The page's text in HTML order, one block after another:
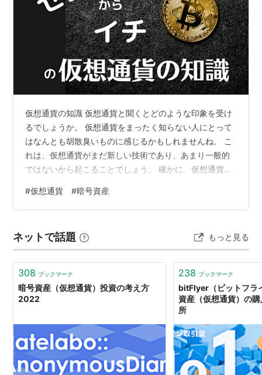
仮想通貨の知識 仮想通貨と聞くとどのような印象を受け
るでしょうか。 仮想通貨をまったく知らない人にとって
はなんとも胡散臭いものに感じるかもしれませんね。 こ
れは、仮想通貨がまだ新しい技術であり、あまり一般的
ではないから起こることでしょう。 確かに、仮想通貨の
貨は詐欺だという人や仮想通貨を胡散臭いものだという
人たちの多くは、仮想通貨のことをきちんと説明できま
強し、新しい技術の発展を願う人でなければなりませ
ん。 知らないものを頭ごなしに否定することは、自分の
世界を狭めてしまいます。 仮想通貨のこ…
#仮想通貨 #暗号資産
ネットで話題 もっと見る
308 ブックマーク
暗号資産（仮想通貨）投資の考え方
2022
238 ブックマーク
bitFlyer（ビットフラ
資産（仮想通貨）の
所